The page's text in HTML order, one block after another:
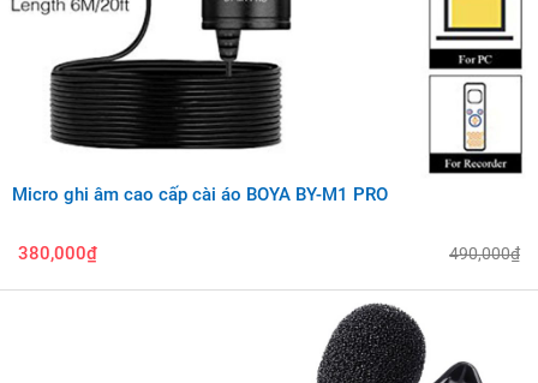
Micro ghi âm cao cấp cài áo BOYA BY-M1 PRO
380,000₫ 490,000₫